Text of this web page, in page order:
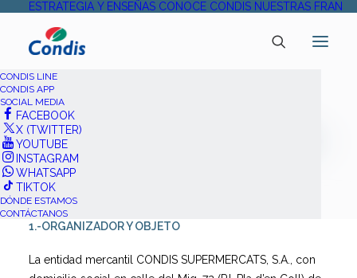
ESTRATEGIA Y ENSEÑAS CONOCE CONDIS NUESTRAS
CONDIS LINE
CONDIS APP
SOCIAL MEDIA
FACEBOOK
X (TWITTER)
YOUTUBE
INSTAGRAM
WHATSAPP
TIKTOK
DÓNDE ESTAMOS
CONTÁCTANOS
BASES LEGALES «UNILEVER –
SORTEO TV»
1.-ORGANIZADOR Y OBJETO
La entidad mercantil CONDIS SUPERMERCATS, S.A., con